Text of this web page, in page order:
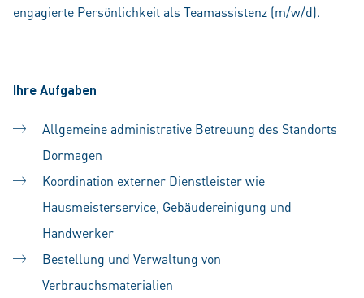
engagierte Persönlichkeit als Teamassistenz (m/w/d).
Ihre Aufgaben
Allgemeine administrative Betreuung des Standorts
Dormagen
Koordination externer Dienstleister wie
Hausmeisterservice, Gebäudereinigung und
Handwerker
Bestellung und Verwaltung von
Verbrauchsmaterialien